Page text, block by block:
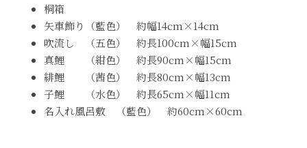
桐箱
矢車飾り（藍色）　約幅14cm×14cm
吹流し　（五色）　約長100cm×幅15cm
真鯉　　（紺色）　約長90cm×幅15cm
緋鯉　　（茜色）　約長80cm×幅13cm
子鯉　　（水色）　約長65cm×幅11cm
名入れ風呂敷　（藍色）　約60cm×60cm